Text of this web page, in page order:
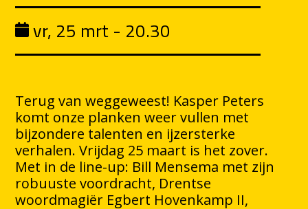
vr, 25 mrt - 20.30
Terug van weggeweest! Kasper Peters
komt onze planken weer vullen met
bijzondere talenten en ijzersterke
verhalen. Vrijdag 25 maart is het zover.
Met in de line-up: Bill Mensema met zijn
robuuste voordracht, Drentse
woordmagiër Egbert Hovenkamp II,